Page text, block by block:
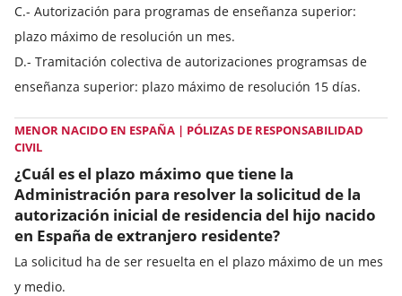
C.- Autorización para programas de enseñanza superior:
plazo máximo de resolución un mes.
D.- Tramitación colectiva de autorizaciones programsas de
enseñanza superior: plazo máximo de resolución 15 días.
MENOR NACIDO EN ESPAÑA | PÓLIZAS DE RESPONSABILIDAD
CIVIL
¿Cuál es el plazo máximo que tiene la
Administración para resolver la solicitud de la
autorización inicial de residencia del hijo nacido
en España de extranjero residente?
La solicitud ha de ser resuelta en el plazo máximo de un mes
y medio.